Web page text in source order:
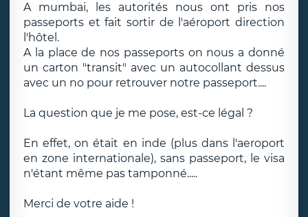
A mumbai, les autorités nous ont pris nos
passeports et fait sortir de l'aéroport direction
l'hôtel.
A la place de nos passeports on nous a donné
un carton "transit" avec un autocollant dessus
avec un no pour retrouver notre passeport....
La question que je me pose, est-ce légal ?
En effet, on était en inde (plus dans l'aeroport
en zone internationale), sans passeport, le visa
n'étant même pas tamponné.....
Merci de votre aide !